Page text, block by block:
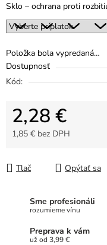
Sklo – ochrana proti
Položka bola vypredaná…
Dostupnosť
Kód:
2,28 €
1,85 € bez DPH
Tlač
Opýtať sa
Sme profesionáli
rozumieme vínu
Preprava k vám
už od 3,99 €